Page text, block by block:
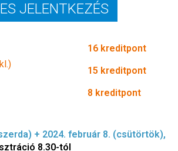
JELENTKEZÉS
16 kreditpont
15 kreditpont
8 kreditpont
+ 2024. február 8. (csütörtök),
8.30-tól